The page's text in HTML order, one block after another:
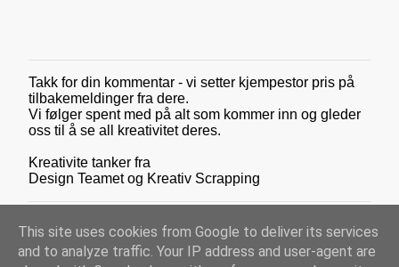
L
e
g
g
n
n
k
o
Takk for din kommentar - vi setter kjempestor pris på
tilbakemeldinger fra dere.
Vi følger spent med på alt som kommer inn og gleder
oss til å se all kreativitet deres.
Kreativite tanker fra
Design Teamet og Kreativ Scrapping
This site uses cookies from Google to deliver its services
and to analyze traffic. Your IP address and user-agent are